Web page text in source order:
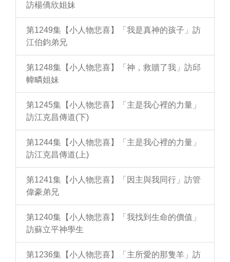
訪楊僑欣姐妹
第1249集【小人物悲喜】「我是真神的孩子」訪
江伯鈞弟兄
第1248集【小人物悲喜】「神，救贖了我」訪邱
幃疄姐妹
第1245集【小人物悲喜】「主是我心裡的力量」
訪江克昌傳道(下)
第1244集【小人物悲喜】「主是我心裡的力量」
訪江克昌傳道(上)
第1241集【小人物悲喜】「因主與我同行」訪管
偉豪弟兄
第1240集【小人物悲喜】「我找到生命的價值」
訪蘇立平神學生
第1236集【小人物悲喜】「主所愛的那隻羊」訪